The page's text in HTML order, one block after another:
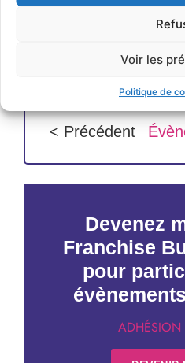
Voir les
Politique de
JE
< Précédent
Devenez
Franchise
pour
ADHÉSION